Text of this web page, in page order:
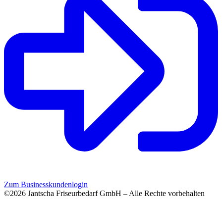
Zum Businesskundenlogin
©2026 Jantscha Friseurbedarf GmbH – Alle Rechte vorbehalten